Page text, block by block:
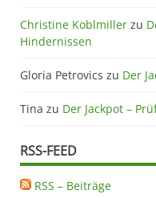
Christine Koblmiller zu
Hindernissen
Gloria Petrovics zu Der
Tina zu Der Jackpot –
RSS-FEED
RSS – Beiträge